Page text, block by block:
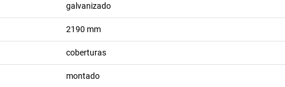
galvanizado
2190 mm
coberturas
montado